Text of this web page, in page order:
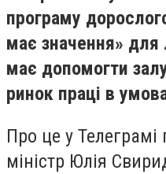
програму
має значення»
має допомогти
ринок праці в
Про це у
міністр Юлія